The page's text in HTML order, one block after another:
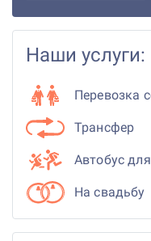
Наши услуги:
Перевозка
Трансфер
Автобус
На свадьбу